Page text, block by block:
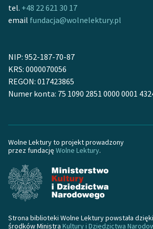
Ręce pełne poezji
Kolekcje edukacyjne
lektur szkolnych oraz
Starego Testamentu
Odkurzamy bohaterów
Lektur
O nas
Kontakt
O projekcie
Zespół
tel. +48 22 621 30 17
email fundacja@wolnelektury.pl
NIP: 952-187-70-87
KRS: 0000070056
REGON: 017423865
Numer konta: 75 1090 2851 0000 0001
Wolne Lektury to projekt prowadzony
przez fundację Wolne Lektury.
Strona biblioteki Wolne Lektury powstała
środków Ministra Kultury i Dziedzictwa